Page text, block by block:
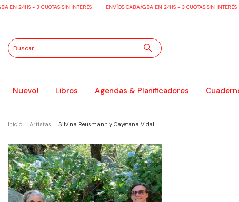
EN 24HS - 3 CUOTAS SIN INTERÉS ENVÍOS CABA/GBA EN 24HS - 3 CUOTAS SIN INTERÉS
Nuevo! Libros Agendas & Planificadores
Inicio . Artistas . Silvina Reusmann y Cayetana Vidal